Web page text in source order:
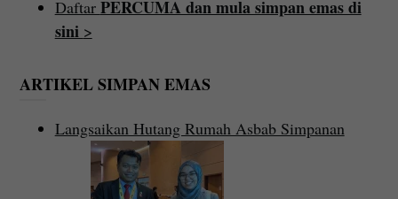
Daftar PERCUMA dan mula simpan emas di
sini >
ARTIKEL SIMPAN EMAS
Langsaikan Hutang Rumah Asbab Simpanan